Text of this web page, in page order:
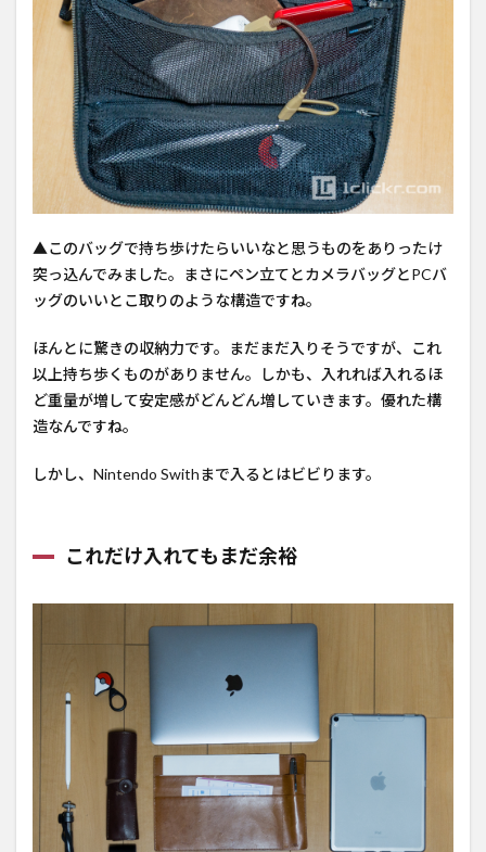
▲このバッグで持ち歩けたらいいなと思うものをありったけ
突っ込んでみました。まさにペン立てとカメラバッグとPCバ
ッグのいいとこ取りのような構造ですね。
ほんとに驚きの収納力です。まだまだ入りそうですが、これ
以上持ち歩くものがありません。しかも、入れれば入れるほ
ど重量が増して安定感がどんどん増していきます。優れた構
造なんですね。
しかし、Nintendo Swithまで入るとはビビります。
これだけ入れてもまだ余裕